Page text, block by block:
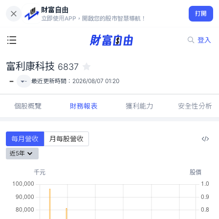
財富自由
立即使用APP，開啟您的股市智慧導航！
打開
登入
-
富利康科技 6837
- - 最近更新時間： 2026/08/07 01:20
個股概覽 財務報表 獲利能力 安全性分析
每月營收 月每股營收
近5年